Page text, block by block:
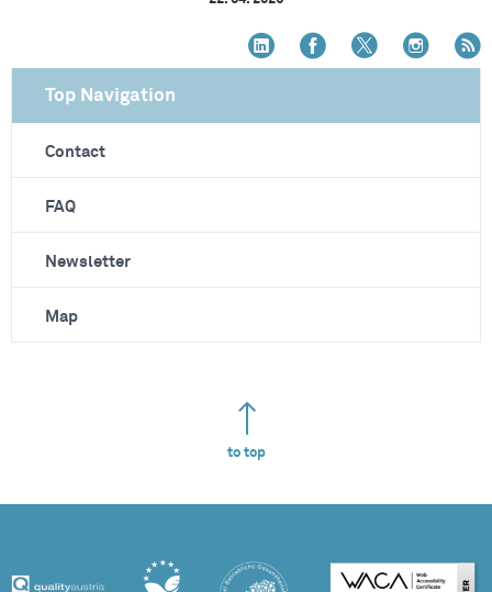
Top Navigation
Contact
FAQ
Newsletter
Map
to top